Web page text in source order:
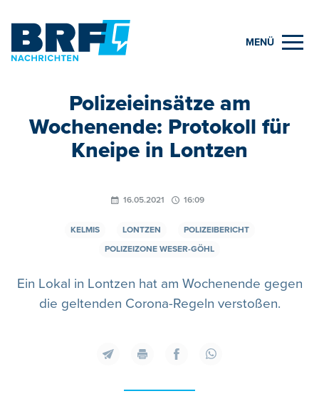
MENÜ
Polizeieinsätze am
Wochenende: Protokoll für
Kneipe in Lontzen
16.05.2021 16:09
KELMIS LONTZEN
POLIZEIBERICHT
POLIZEIZONE WESER-GÖHL
Ein Lokal in Lontzen hat am Wochenende gegen
die geltenden Corona-Regeln verstoßen.